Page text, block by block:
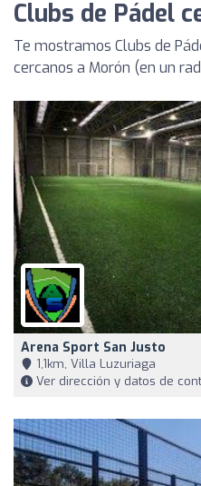
Clubs de Pádel
Te mostramos Clubs de
cercanos a Morón (en un
Arena Sport San Justo
1,1km, Villa Luzuriaga
Ver dirección y datos de